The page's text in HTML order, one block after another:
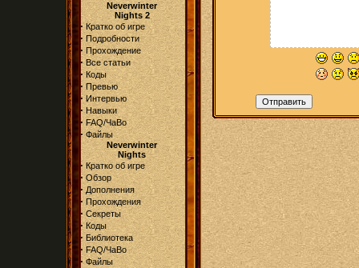
Neverwinter
Nights 2
· Кратко об игре
· Подробности
· Прохождение
· Все статьи
· Коды
· Превью
· Интервью
· Навыки
· FAQ/ЧаВо
· Файлы
Neverwinter
Nights
· Кратко об игре
· Обзор
· Дополнения
· Прохождения
· Секреты
· Коды
· Библиотека
· FAQ/ЧаВо
· Файлы